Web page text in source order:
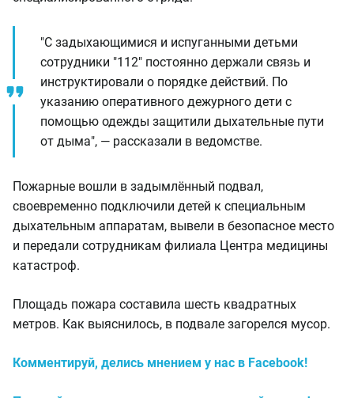
"С задыхающимися и испуганными детьми
сотрудники "112" постоянно держали связь и
инструктировали о порядке действий. По
указанию оперативного дежурного дети с
помощью одежды защитили дыхательные пути
от дыма", — рассказали в ведомстве.
Пожарные вошли в задымлённый подвал,
своевременно подключили детей к специальным
дыхательным аппаратам, вывели в безопасное место
и передали сотрудникам филиала Центра медицины
катастроф.
Площадь пожара составила шесть квадратных
метров. Как выяснилось, в подвале загорелся мусор.
Комментируй, делись мнением у нас в Facebook!